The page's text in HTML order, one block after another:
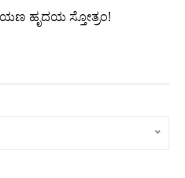
ಹೃದಯ ಸ್ತೋತ್ರಂ!